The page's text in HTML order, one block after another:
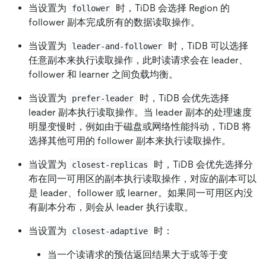
当设置为 follower
时，TiDB 会选择 Region 的
follower 副本完成所有的数据读取操作。
当设置为 leader-and-follower
时，TiDB 可以选择
任意副本来执行读取操作，此时读请求会在 leader、
follower 和 learner 之间负载均衡。
当设置为 prefer-leader
时，TiDB 会优先选择
leader 副本执行读取操作。当 leader 副本的处理速度
明显变慢时，例如由于磁盘或网络性能抖动，TiDB 将
选择其他可用的 follower 副本来执行读取操作。
当设置为 closest-replicas
时，TiDB 会优先选择分
布在同一可用区的副本执行读取操作，对应的副本可以
是 leader、follower 或 learner。如果同一可用区内没
有副本分布，则会从 leader 执行读取。
当设置为 closest-adaptive 时：
当一个读请求的预估返回结果大于或等于变